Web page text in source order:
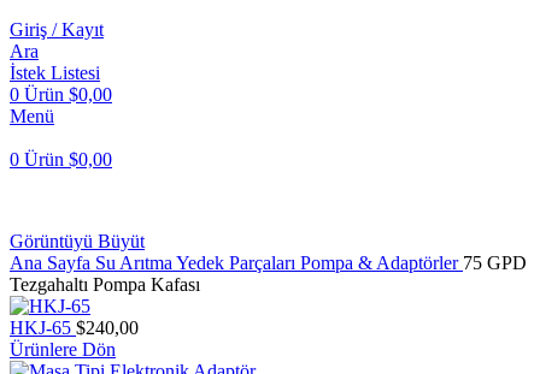
Giriş / Kayıt
Ara
İstek Listesi
0 Ürün $0,00
Menü
0 Ürün $0,00
Görüntüyü Büyüt
Ana Sayfa Su Arıtma Yedek Parçaları Pompa & Adaptörler 75 GPD
Tezgahaltı Pompa Kafası
HKJ-65 $240,00
Ürünlere Dön